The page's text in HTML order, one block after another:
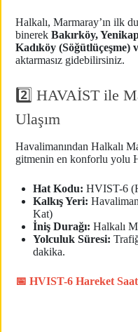
Halkalı, Marmaray’ın ilk
binerek Bakırköy,
Kadıköy (Söğütlüçeşme)
aktarmasız gidebilirsiniz.
2️⃣ HAVAİST ile
Ulaşım
Havalimanından Halkalı
gitmenin en konforlu yolu
Hat Kodu: HVIST-6
Kalkış Yeri:
Kat)
İniş Durağı: Halkalı
Yolculuk Süresi:
dakika.
📅 HVIST-6 Hareket